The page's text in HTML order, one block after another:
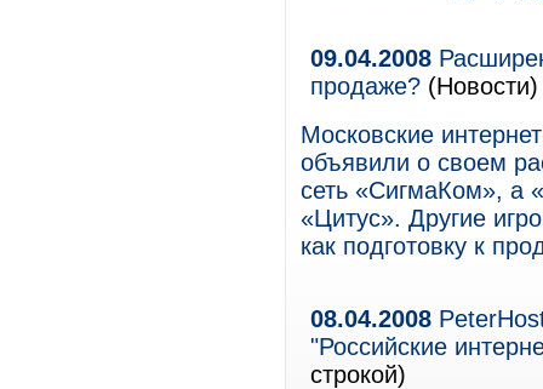
09.04.2008
продаже? (Новости)
Московские
объявили о своем
сеть «СигмаКом», а
«Цитус». Другие
как подготовку к
08.04.2008
"Российские
строкой)